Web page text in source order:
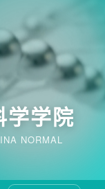
学学院
NORMAL